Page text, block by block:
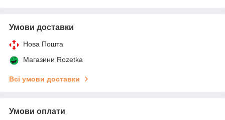
Умови доставки
Нова Пошта
Магазини Rozetka
Всі умови доставки
Умови оплати